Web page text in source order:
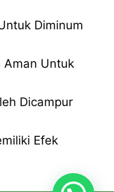
Diminum
Aman Untuk
Dicampur
Efek